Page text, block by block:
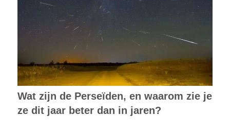
Wat zijn de Perseïden, en waarom zie je
ze dit jaar beter dan in jaren?